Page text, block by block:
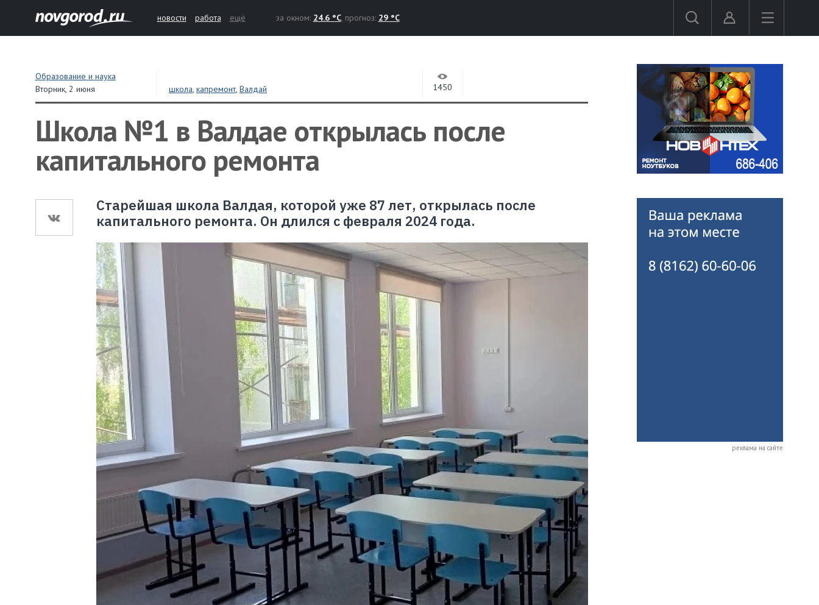
новости работа ещё за окном: 24.6 °C, прогноз: 29 °C
Образование и наука
Вторник, 2 июня школа,капремонт,Валдай 1450
Школа №1 в Валдае открылась после
капитального ремонта
Старейшая школа Валдая, которой уже 87 лет, открылась после
капитального ремонта. Он длился с февраля 2024 года.
реклама на сайте